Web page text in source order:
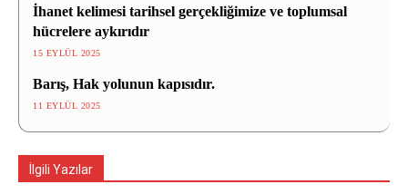
İhanet kelimesi tarihsel gerçekliğimize ve toplumsal
hücrelere aykırıdır
15 EYLÜL 2025
Barış, Hak yolunun kapısıdır.
11 EYLÜL 2025
İlgili Yazılar